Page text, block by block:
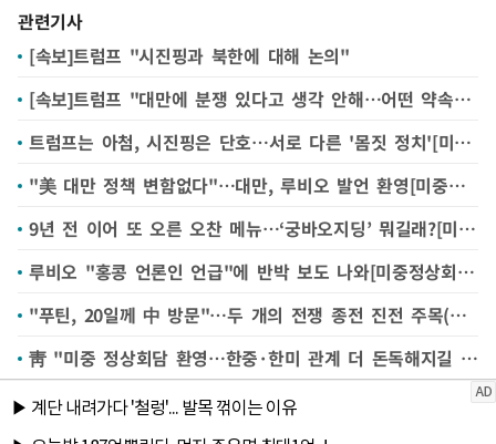
관련기사
[속보]트럼프 "시진핑과 북한에 대해 논의"
[속보]트럼프 "대만에 분쟁 있다고 생각 안해…어떤 약속도 하지 않아"
트럼프는 아첨, 시진핑은 단호…서로 다른 '몸짓 정치'[미중정상회담]
"美 대만 정책 변함없다"…대만, 루비오 발언 환영[미중정상회담]
9년 전 이어 또 오른 오찬 메뉴…‘궁바오지딩’ 뭐길래?[미중정상회담]
루비오 "홍콩 언론인 언급"에 반박 보도 나와[미중정상회담]
"푸틴, 20일께 中 방문"…두 개의 전쟁 종전 진전 주목(종합)
靑 "미중 정상회담 환영…한중·한미 관계 더 돈독해지길 기대"